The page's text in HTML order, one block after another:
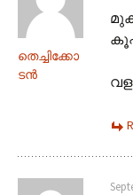
തെച്ചിക്കോ
ടന്‍